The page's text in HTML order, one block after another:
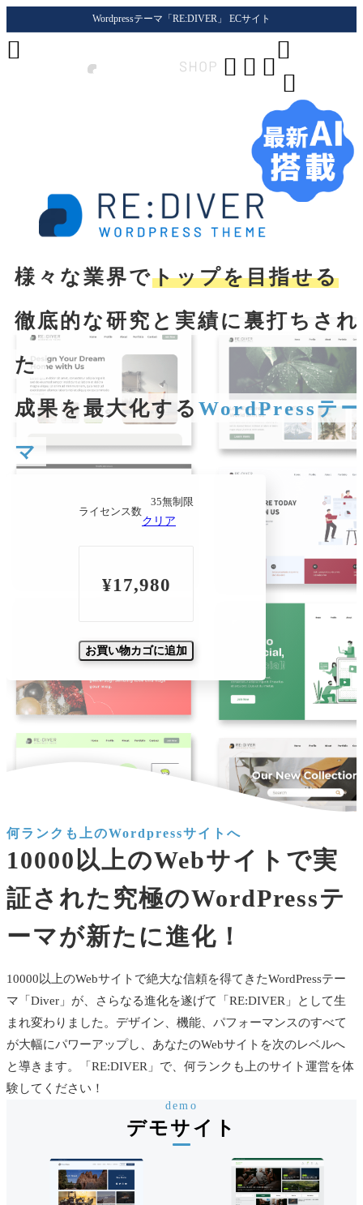
Wordpressテーマ「RE:DIVER」 ECサイト
  



様々な業界でトップを目指せる
徹底的な研究と実績に裏打ちされ
た
成果を最大化する WordPressテー
マ
ライセンス数
35無制限
クリア
¥17,980
お買い物カゴに追加
何ランクも上のWordpressサイトへ
10000以上のWebサイトで実
証された究極のWordPressテ
ーマが新たに進化！
10000以上のWebサイトで絶大な信頼を得てきたWordPressテー
マ「Diver」が、さらなる進化を遂げて「RE:DIVER」として生
まれ変わりました。デザイン、機能、パフォーマンスのすべて
が大幅にパワーアップし、あなたのWebサイトを次のレベルへ
と導きます。「RE:DIVER」で、何ランクも上のサイト運営を体
験してください！
demo
デモサイト